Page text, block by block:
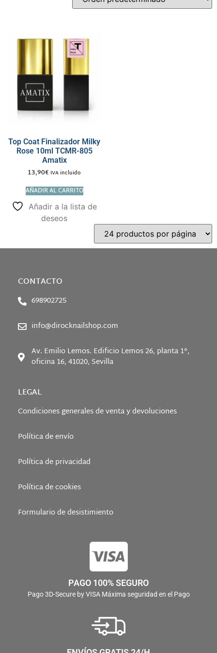
Top Coat Finalizador Milky
Rose 10ml TCMR-805
Amatix
13,90€ IVA incluido
AÑADIR AL CARRITO
Añadir a la lista de
deseos
CONTACTO
698902725
info@dirocknailshop.com
Av. Emilio Lemos. Edificio Lemos 26, planta 1°,
oficina 16, 41020, Sevilla
LEGAL
Condiciones generales de venta y devoluciones
Política de envío
Política de privacidad
Política de cookies
Formulario de desistimiento
PAGO 100% SEGURO
Pago 3D-Secure by VISA Máxima seguridad en el Pago